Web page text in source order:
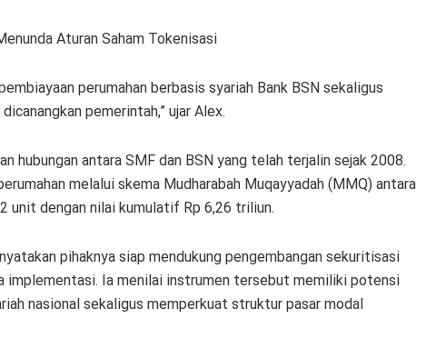
Aturan Saham Tokenisasi
perumahan berbasis syariah Bank BSN sekaligus
pemerintah,” ujar Alex.
hubungan antara SMF dan BSN yang telah terjalin sejak 2008.
melalui skema Mudharabah Muqayyadah (MMQ) antara
unit dengan nilai kumulatif Rp 6,26 triliun.
pihaknya siap mendukung pengembangan sekuritisasi
implementasi. Ia menilai instrumen tersebut memiliki potensi
nasional sekaligus memperkuat struktur pasar modal